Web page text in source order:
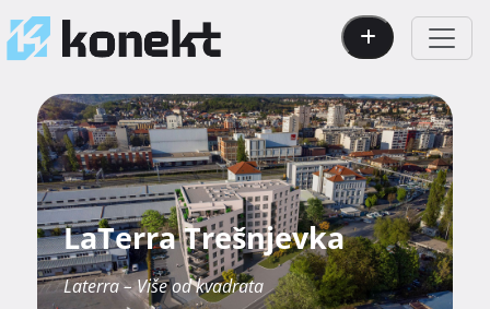
LaTerra Trešnjevka
Laterra – Više od kvadrata